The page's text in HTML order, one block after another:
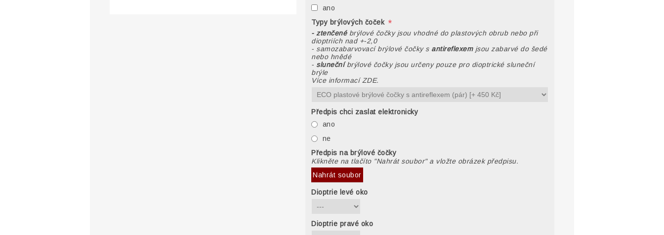
ano
Typy brýlových čoček *
- ztenčené brýlové čočky jsou vhodné do plastových obrub nebo při
dioptriích nad +-2,0
- samozabarvovací brýlové čočky s antireflexemjsou zabarvé do šedé
nebo hnědé
- slunečníbrýlové čočky jsou určeny pouze pro dioptrické sluneční
brýle
Více informací ZDE.
Předpis chci zaslat elektronicky
ano
ne
Předpis na brýlové čočky
Klikněte na tlačíto "Nahrát soubor" a vložte obrázek předpisu.
Nahrát soubor
Dioptrie levé oko
Dioptrie pravé oko